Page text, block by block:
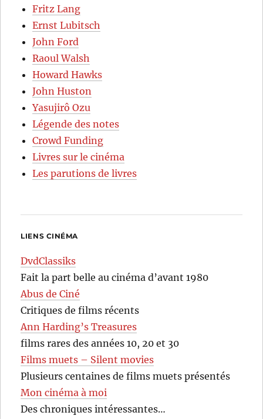
Fritz Lang
Ernst Lubitsch
John Ford
Raoul Walsh
Howard Hawks
John Huston
Yasujirô Ozu
Légende des notes
Crowd Funding
Livres sur le cinéma
Les parutions de livres
LIENS CINÉMA
DvdClassiks
Fait la part belle au cinéma d’avant 1980
Abus de Ciné
Critiques de films récents
Ann Harding’s Treasures
films rares des années 10, 20 et 30
Films muets – Silent movies
Plusieurs centaines de films muets présentés
Mon cinéma à moi
Des chroniques intéressantes…